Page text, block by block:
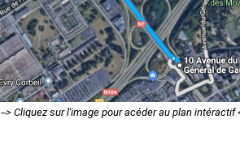
--> Cliquez sur l'image pour acéder au plan intéractif